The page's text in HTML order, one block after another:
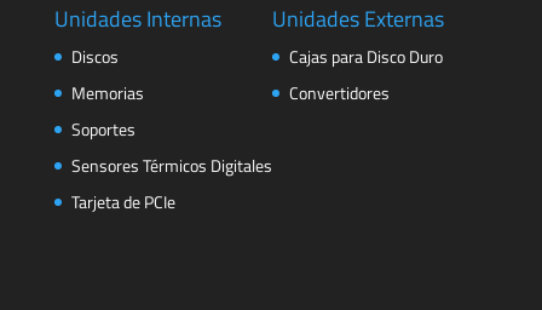
Unidades Internas
Discos
Memorias
Soportes
Sensores Térmicos Digitales
Tarjeta de PCIe
Unidades Externas
Cajas para Disco Duro
Convertidores